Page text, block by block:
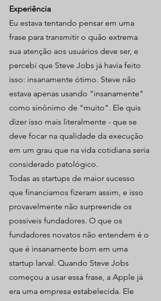
Experiência
Eu estava tentando pensar em uma
frase para transmitir o quão extrema
sua atenção aos usuários deve ser, e
percebi que Steve Jobs já havia feito
isso: insanamente ótimo. Steve não
estava apenas usando "insanamente"
como sinônimo de "muito". Ele quis
dizer isso mais literalmente - que se
deve focar na qualidade da execução
em um grau que na vida cotidiana seria
considerado patológico.
Todas as startups de maior sucesso
que financiamos fizeram assim, e isso
provavelmente não surpreende os
possíveis fundadores. O que os
fundadores novatos não entendem é o
que é insanamente bom em uma
startup larval. Quando Steve Jobs
começou a usar essa frase, a Apple já
era uma empresa estabelecida. Ele